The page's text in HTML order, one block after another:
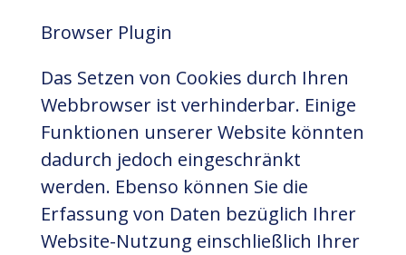
Browser Plugin
Das Setzen von Cookies durch Ihren
Webbrowser ist verhinderbar. Einige
Funktionen unserer Website könnten
dadurch jedoch eingeschränkt
werden. Ebenso können Sie die
Erfassung von Daten bezüglich Ihrer
Website-Nutzung einschließlich Ihrer